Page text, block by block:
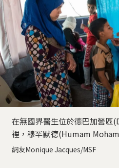
在無國界醫生位於德巴加營區
裡，穆罕默德(Humam
網友Monique Jacques/MSF